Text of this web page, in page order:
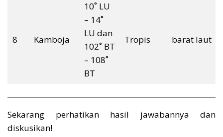
8 Kamboja
10˚ LU
– 14˚
LU dan
102˚ BT
– 108˚
BT
Tropis barat laut
Sekarang perhatikan hasil jawabannya dan
diskusikan!